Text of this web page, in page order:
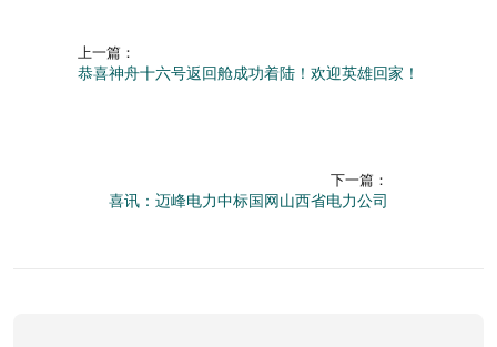
上一篇：
恭喜神舟十六号返回舱成功着陆！欢迎英雄回家！
下一篇：
喜讯：迈峰电力中标国网山西省电力公司